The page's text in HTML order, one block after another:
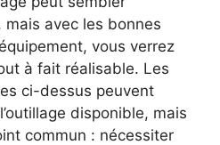
avec les bonnes
vous verrez
à fait réalisable. Les
ci-dessus peuvent
disponible, mais
commun : nécessiter